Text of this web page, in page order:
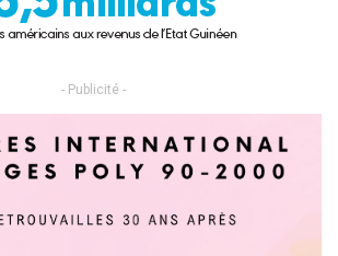
- Publicité -